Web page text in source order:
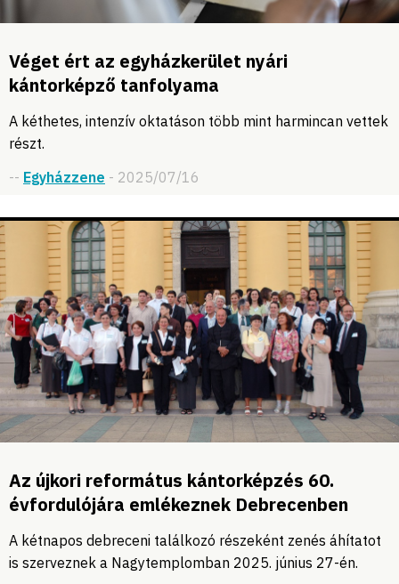
Véget ért az egyházkerület nyári
kántorképző tanfolyama
A kéthetes, intenzív oktatáson több mint harmincan vettek
részt.
-- Egyházzene - 2025/07/16
Az újkori református kántorképzés 60.
évfordulójára emlékeznek Debrecenben
A kétnapos debreceni találkozó részeként zenés áhítatot
is szerveznek a Nagytemplomban 2025. június 27-én.